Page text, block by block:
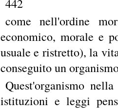
442
come nell'ordine
economico, morale e
usuale e ristretto), la
conseguito un
Quest'organismo
istituzioni e leggi